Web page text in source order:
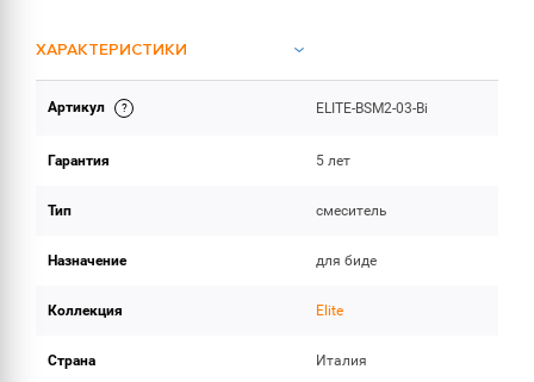
ХАРАКТЕРИСТИКИ
ОБЪЕМ ПОСТАВКИ
Артикул ELITE-BSM2-03-Bi
Гарантия 5 лет
Тип смеситель
Назначение для биде
Коллекция Elite
Страна Италия